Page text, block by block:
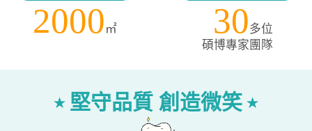
2000 ㎡ 30多位
碩博專家團隊
堅守品質 創造微笑